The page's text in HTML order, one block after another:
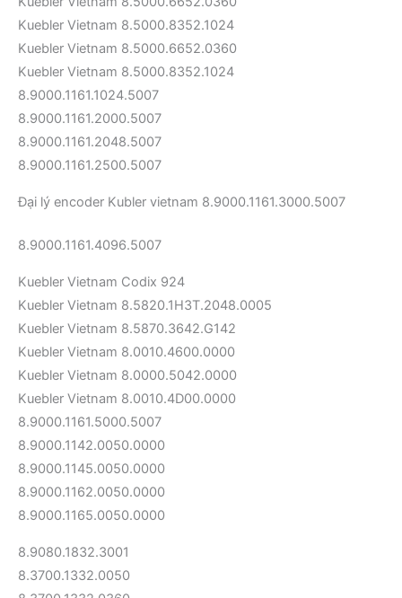
Kuebler Vietnam 8.5000.8352.1024
Kuebler Vietnam 8.5000.6652.0360
Kuebler Vietnam 8.5000.8352.1024
8.9000.1161.1024.5007
8.9000.1161.2000.5007
8.9000.1161.2048.5007
8.9000.1161.2500.5007
Đại lý encoder Kubler vietnam 8.9000.1161.3000.5007
8.9000.1161.4096.5007
Kuebler Vietnam Codix 924
Kuebler Vietnam 8.5820.1H3T.2048.0005
Kuebler Vietnam 8.5870.3642.G142
Kuebler Vietnam 8.0010.4600.0000
Kuebler Vietnam 8.0000.5042.0000
Kuebler Vietnam 8.0010.4D00.0000
8.9000.1161.5000.5007
8.9000.1142.0050.0000
8.9000.1145.0050.0000
8.9000.1162.0050.0000
8.9000.1165.0050.0000
8.9080.1832.3001
8.3700.1332.0050